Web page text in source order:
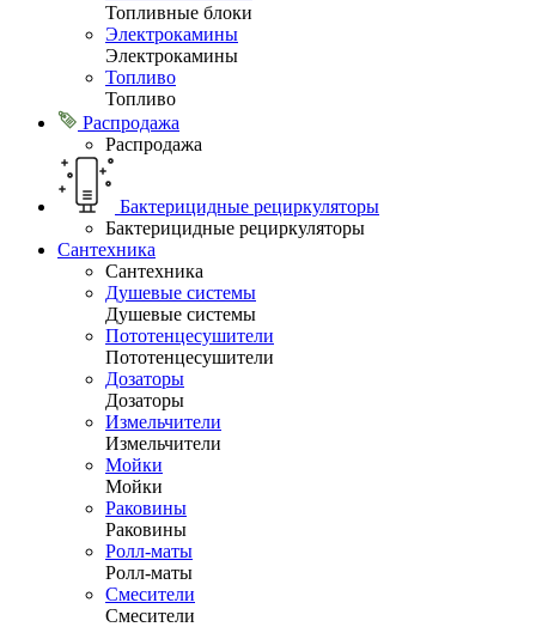
Топливные блоки
Электрокамины
Электрокамины
Топливо
Топливо
Распродажа
Распродажа
Бактерицидные рециркуляторы
Бактерицидные рециркуляторы
Сантехника
Сантехника
Душевые системы
Душевые системы
Пототенцесушители
Пототенцесушители
Дозаторы
Дозаторы
Измельчители
Измельчители
Мойки
Мойки
Раковины
Раковины
Ролл-маты
Ролл-маты
Смесители
Смесители